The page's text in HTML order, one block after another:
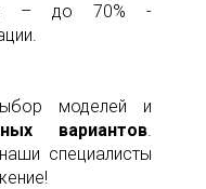
– до 70% -
моделей и
вариантов.
специалисты